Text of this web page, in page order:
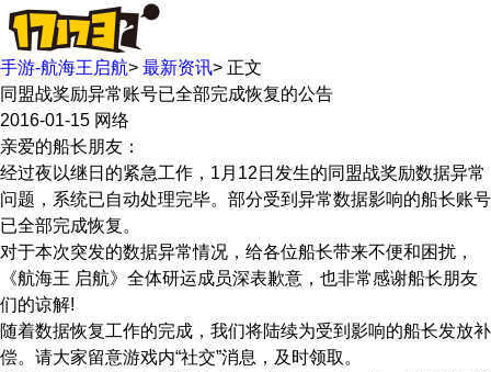
手游-航海王启航> 最新资讯> 正文
同盟战奖励异常账号已全部完成恢复的公告
2016-01-15 网络
亲爱的船长朋友：
经过夜以继日的紧急工作，1月12日发生的同盟战奖励数据异常
问题，系统已自动处理完毕。部分受到异常数据影响的船长账号
已全部完成恢复。
对于本次突发的数据异常情况，给各位船长带来不便和困扰，
《航海王 启航》全体研运成员深表歉意，也非常感谢船长朋友
们的谅解!
随着数据恢复工作的完成，我们将陆续为受到影响的船长发放补
偿。请大家留意游戏内“社交”消息，及时领取。